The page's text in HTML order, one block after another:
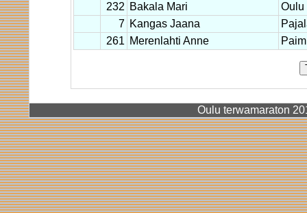
232 Bakala Mari
Oulu
7 Kangas Jaana
261 Merenlahti Anne
Oulu terwamaraton